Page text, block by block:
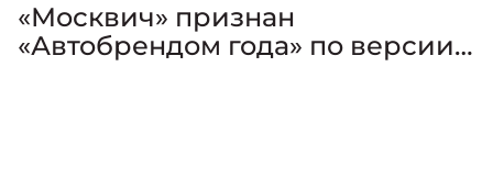
«Москвич» признан
«Автобрендом года» по версии